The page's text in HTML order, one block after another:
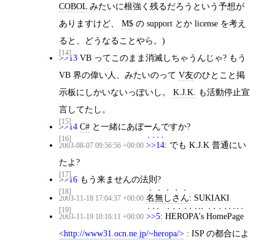
COBOL みたいに根強く残るだろうという予想が
ありますけど、 M$ の support とか license を考え
ると、どうなることやら。)
[14]
>>13 VB ってこのまま消滅しちゃうんじゃ? もう
VB 界の偉い人、みたいのって V友のひとこと掲
示板にしかいないっぽいし。 K.J.K.
も活動停止宣
言してたし。
[15]
>>14 C# と一緒にあぼーんですか?
[16]
2003-08-07 09:56:56 +00:00 >>14: でも K.J.K 普通にい
たよ?
[17]
>>16 もう来ませんの法則?
[18]
2003-11-18 17:04:37 +00:00 名無しさん: SUKIAKI
[19]
2003-11-19 10:16:11 +00:00 >>5: HEROPA's HomePage
http://www31.ocn.ne.jp/~heropa/
: ISP の都合によ